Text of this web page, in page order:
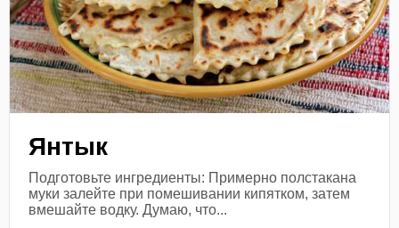
Янтык
Подготовьте ингредиенты: Примерно полстакана
муки залейте при помешивании кипятком, затем
вмешайте водку. Думаю, что...